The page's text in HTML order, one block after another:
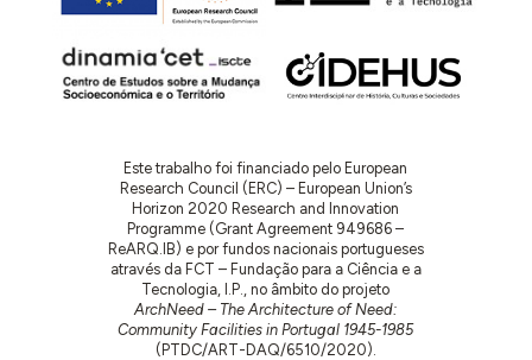
Este trabalho foi financiado pelo European
Research Council (ERC) – European Union’s
Horizon 2020 Research and Innovation
Programme (Grant Agreement 949686 –
ReARQ.IB) e por fundos nacionais portugueses
através da FCT – Fundação para a Ciência e a
Tecnologia, I.P., no âmbito do projeto
ArchNeed – The Architecture of Need:
Community Facilities in Portugal 1945-1985
(PTDC/ART-DAQ/6510/2020).